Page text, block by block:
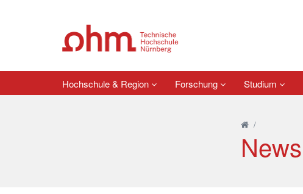
Hochschule & Region Forschung Studium
/
News